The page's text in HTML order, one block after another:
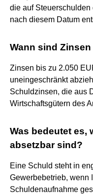
die auf
nach diesem Datum
Wann sind
Zinsen bis zu 2.050
uneingeschränkt
Schuldzinsen, die aus
Wirtschaftsgütern des
Was bedeutet es,
absetzbar sind?
Eine Schuld steht in
Gewerbebetrieb, wenn
Schuldenaufnahme